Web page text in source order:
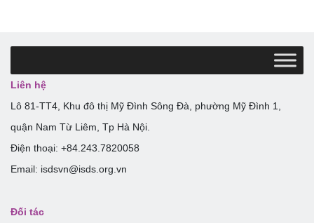
Liên hệ
Lô 81-TT4, Khu đô thị Mỹ Đình Sông Đà, phường Mỹ Đình 1,
quận Nam Từ Liêm, Tp Hà Nội.
Điện thoại: +84.243.7820058
Email: isdsvn@isds.org.vn
Đối tác